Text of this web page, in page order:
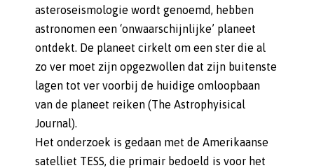
asteroseismologie wordt genoemd, hebben
astronomen een ‘onwaarschijnlijke’ planeet
ontdekt. De planeet cirkelt om een ster die al
zo ver moet zijn opgezwollen dat zijn buitenste
lagen tot ver voorbij de huidige omloopbaan
van de planeet reiken (The Astrophyisical
Journal).
Het onderzoek is gedaan met de Amerikaanse
satelliet TESS, die primair bedoeld is voor het